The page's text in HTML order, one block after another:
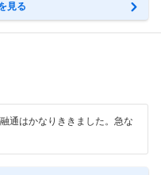
見る
通はかなりききました。急な